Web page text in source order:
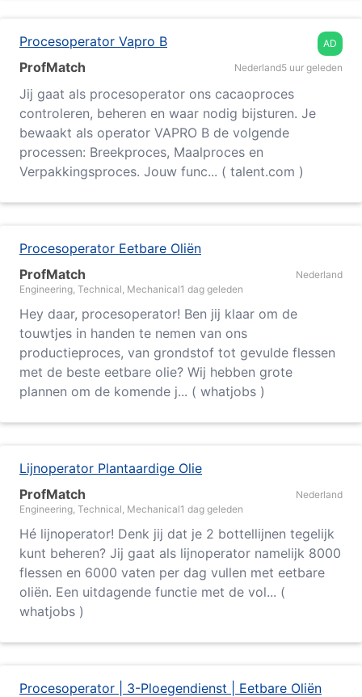
AD
Procesoperator Vapro B
ProfMatch
Nederland5 uur geleden
Jij gaat als procesoperator ons cacaoproces
controleren, beheren en waar nodig bijsturen. Je
bewaakt als operator VAPRO B de volgende
processen: Breekproces, Maalproces en
Verpakkingsproces. Jouw func... ( talent.com )
Procesoperator Eetbare Oliën
ProfMatch
Nederland
Engineering, Technical, Mechanical1 dag geleden
Hey daar, procesoperator! Ben jij klaar om de
touwtjes in handen te nemen van ons
productieproces, van grondstof tot gevulde flessen
met de beste eetbare olie? Wij hebben grote
plannen om de komende j... ( whatjobs )
Lijnoperator Plantaardige Olie
ProfMatch
Nederland
Engineering, Technical, Mechanical1 dag geleden
Hé lijnoperator! Denk jij dat je 2 bottellijnen tegelijk
kunt beheren? Jij gaat als lijnoperator namelijk 8000
flessen en 6000 vaten per dag vullen met eetbare
oliën. Een uitdagende functie met de vol... (
whatjobs )
Procesoperator | 3-Ploegendienst | Eetbare Oliën